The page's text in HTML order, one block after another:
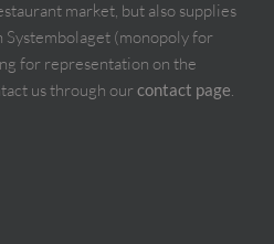
market, but also supplies
(monopoly for
for representation on the
us through ourcontact page.